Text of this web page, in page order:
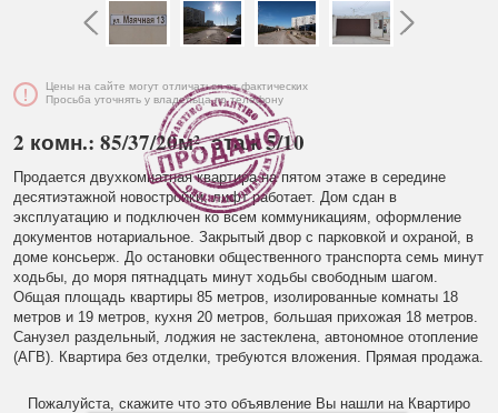
Цены на сайте могут отличаться от фактических
Просьба уточнять у владельца по телефону
2 комн.: 85/37/20м², этаж 5/10
Продается двухкомнатная квартира на пятом этаже в середине
десятиэтажной новостройки, лифт работает. Дом сдан в
эксплуатацию и подключен ко всем коммуникациям, оформление
документов нотариальное. Закрытый двор с парковкой и охраной, в
доме консьерж. До остановки общественного транспорта семь минут
ходьбы, до моря пятнадцать минут ходьбы свободным шагом.
Общая площадь квартиры 85 метров, изолированные комнаты 18
метров и 19 метров, кухня 20 метров, большая прихожая 18 метров.
Санузел раздельный, лоджия не застеклена, автономное отопление
(АГВ). Квартира без отделки, требуются вложения. Прямая продажа.
Пожалуйста, скажите что это объявление Вы нашли на Квартиро